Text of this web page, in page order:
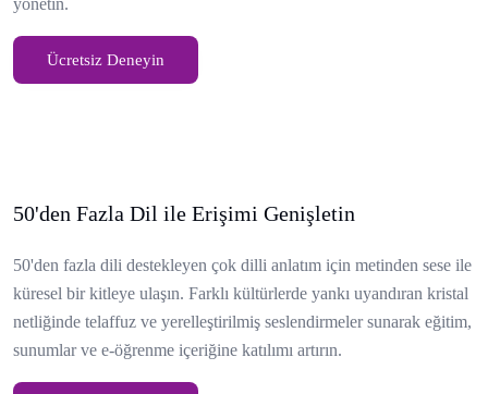
yönetin.
Ücretsiz Deneyin
50'den Fazla Dil ile Erişimi Genişletin
50'den fazla dili destekleyen çok dilli anlatım için metinden sese ile
küresel bir kitleye ulaşın. Farklı kültürlerde yankı uyandıran kristal
netliğinde telaffuz ve yerelleştirilmiş seslendirmeler sunarak eğitim,
sunumlar ve e-öğrenme içeriğine katılımı artırın.